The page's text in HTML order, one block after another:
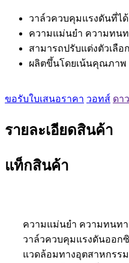
วาล์วควบคุมแรงดันที่ไ
ความแม่นยำ ความทน
สามารถปรับแต่งตัวเลื
ผลิตขึ้นโดยเน้นคุณภาพ
ขอรับใบเสนอราคา วอทส์ ดา
รายละเอียดสินค้า
แท็กสินค้า
ความแม่นยำ ความทนท
วาล์วควบคุมแรงดันออก
แวดล้อมทางอุตสาหกรร